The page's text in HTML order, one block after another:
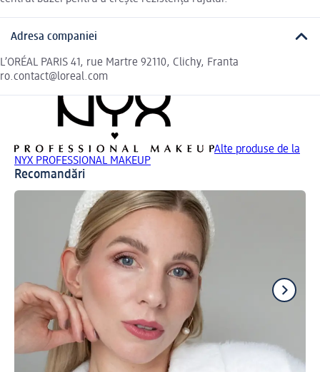
Adresa companiei
L’ORÉAL PARIS 41, rue Martre 92110, Clichy, Franta
ro.contact@loreal.com
Alte produse de la
NYX PROFESSIONAL MAKEUP
Recomandări